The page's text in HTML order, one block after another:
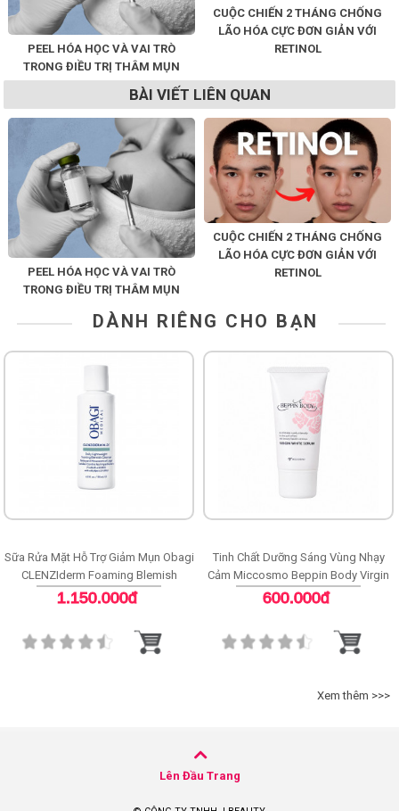
PEEL HÓA HỌC VÀ VAI TRÒ
TRONG ĐIỀU TRỊ THÂM MỤN
CUỘC CHIẾN 2 THÁNG CHỐNG
LÃO HÓA CỰC ĐƠN GIẢN VỚI
RETINOL
BÀI VIẾT LIÊN QUAN
PEEL HÓA HỌC VÀ VAI TRÒ
TRONG ĐIỀU TRỊ THÂM MỤN
CUỘC CHIẾN 2 THÁNG CHỐNG
LÃO HÓA CỰC ĐƠN GIẢN VỚI
RETINOL
DÀNH RIÊNG CHO BẠN
Sữa Rửa Mặt Hỗ Trợ Giảm Mụn Obagi
CLENZIderm Foaming Blemish
Cleanser
1.150.000đ
Tinh Chất Dưỡng Sáng Vùng Nhạy
Cảm Miccosmo Beppin Body Virgin
White Serum
600.000đ
Xem thêm >>>
Lên Đầu Trang